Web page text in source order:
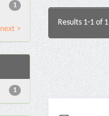
1
next >
1
Results 1-1 of